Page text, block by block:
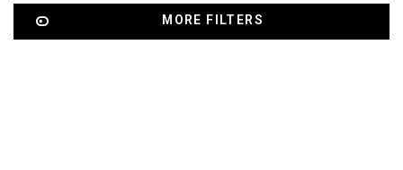
MORE FILTERS